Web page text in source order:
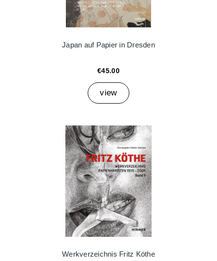
Japan auf Papier in Dresden
€45.00
view
Werkverzeichnis Fritz Köthe